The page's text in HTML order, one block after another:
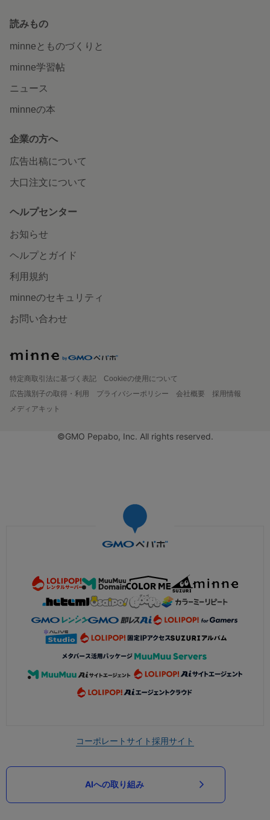
読みもの
minneとものづくりと
minne学習帖
ニュース
minneの本
企業の方へ
広告出稿について
大口注文について
ヘルプセンター
お知らせ
ヘルプとガイド
利用規約
minneのセキュリティ
お問い合わせ
特定商取引法に基づく表記
Cookieの使用について
広告識別子の取得・利用
プライバシーポリシー 会社概要
採用情報
メディアキット
©GMO Pepabo, Inc. All rights reserved.
コーポレートサイト採用サイト
AIへの取り組み